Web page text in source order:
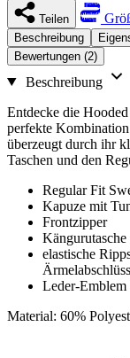
Teilen
Beschreibung
Bewertungen (2)
Beschreibung
Entdecke die
perfekte
überzeugt durch ihr
Taschen und den
Regular Fit
Kapuze mit
Frontzipper
elastische
Leder-
Material: 60%